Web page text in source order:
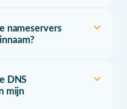
nameservers
DNS
mijn